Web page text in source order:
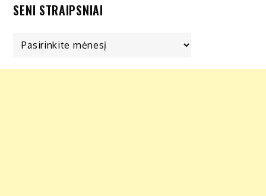
SENI STRAIPSNIAI